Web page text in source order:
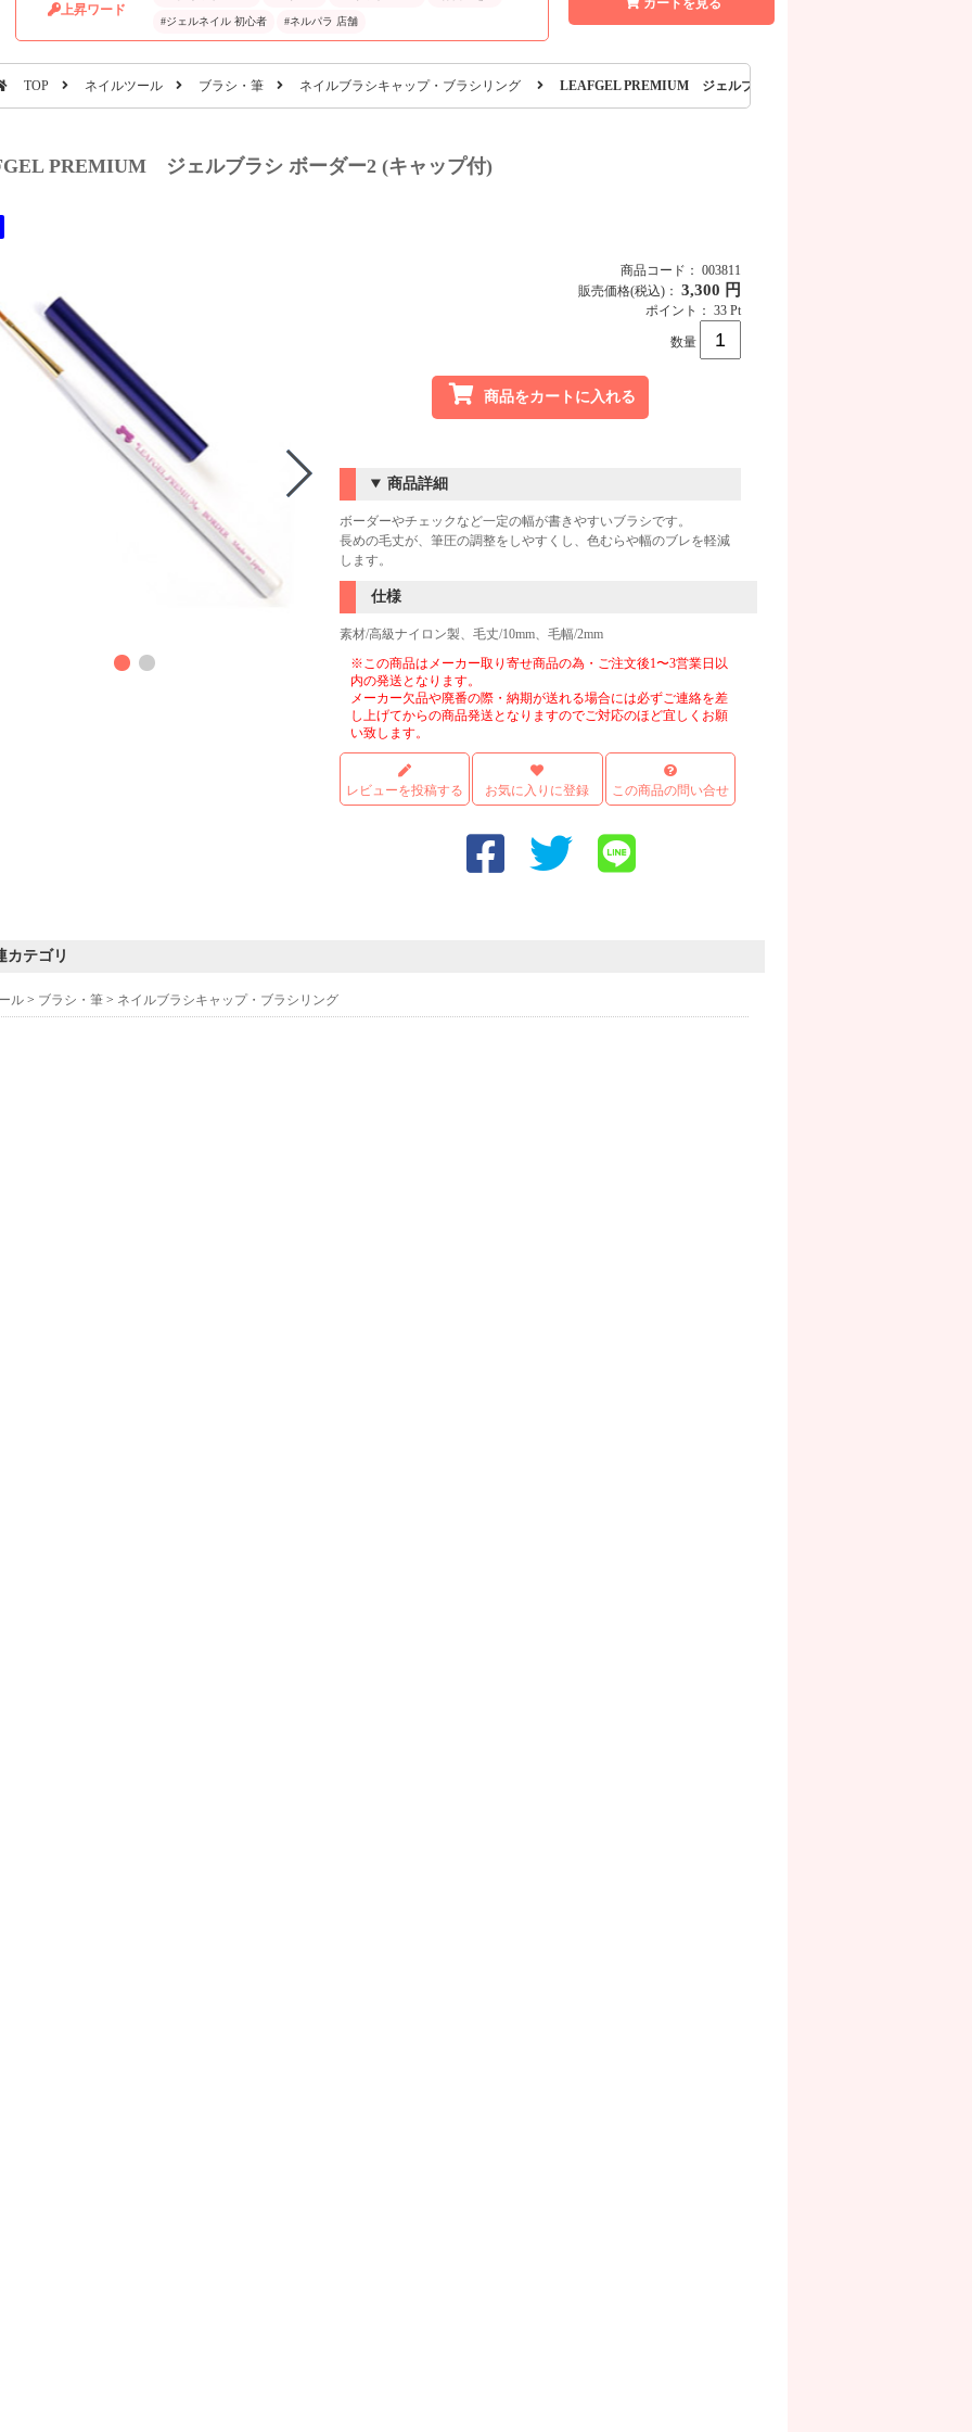
上昇ワード
#ジェルネイル 初心者 #ネルパラ 店舗
カートを見る
TOP ネイルツール ブラシ・筆 ネイルブラシキャップ・ブラシリング LEAFGEL PREMIUM ジェルブラシ ボーダー2 (キャップ付)
PREMIUM ジェルブラシ ボーダー2 (キャップ付)
商品コード： 003811
販売価格(税込)： 3,300 円
ポイント： 33 Pt
数量
商品をカートに入れる
商品詳細
ボーダーやチェックなど一定の幅が書きやすいブラシです。
長めの毛丈が、筆圧の調整をしやすくし、色むらや幅のブレを軽減
します。
仕様
素材/高級ナイロン製、毛丈/10mm、毛幅/2mm
※この商品はメーカー取り寄せ商品の為・ご注文後1〜3営業日以
内の発送となります。
メーカー欠品や廃番の際・納期が送れる場合には必ずご連絡を差
し上げてからの商品発送となりますのでご対応のほど宜しくお願
い致します。
レビューを投稿する お気に入りに登録 この商品の問い合せ
カテゴリ
ル > ブラシ・筆 > ネイルブラシキャップ・ブラシリング